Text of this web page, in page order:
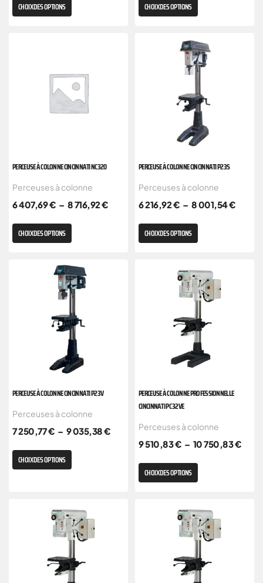
CHOIX DES OPTIONS CHOIX DES OPTIONS
PERCEUSE À COLONNE CINCINNATI NC320
Perceuses à colonne
6 407,69€ – 8 716,92€
CHOIX DES OPTIONS
PERCEUSE À COLONNE CINCINNATI P23S
Perceuses à colonne
6 216,92€ – 8 001,54€
CHOIX DES OPTIONS
PERCEUSE À COLONNE CINCINNATI P23V
Perceuses à colonne
7 250,77€ – 9 035,38€
CHOIX DES OPTIONS
PERCEUSE À COLONNE PROFESSIONNELLE
CINCINNATI PC 32VE
Perceuses à colonne
9 510,83€ – 10 750,83€
CHOIX DES OPTIONS